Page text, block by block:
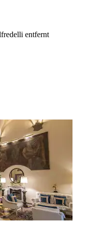
entfernt